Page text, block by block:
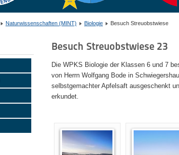
Naturwissenschaften (MINT) Biologie Besuch Streuobstwiese
Besuch Streuobstwiese 23
Die WPKS Biologie der Klassen 6 und 7
von Herrn Wolfgang Bode in
selbstgemachter Apfelsaft ausgeschenkt
erkundet.